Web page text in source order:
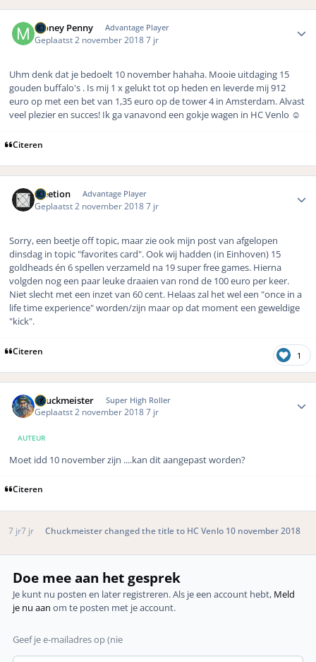
Money Penny Advantage Player
Geplaatst 2 november 20187 jr
Uhm denk dat je bedoelt 10 november hahaha. Mooie uitdaging 15
gouden buffalo's . Is mij 1 x gelukt tot op heden en leverde mij 912
euro op met een bet van 1,35 euro op de tower 4 in Amsterdam. Alvast
veel plezier en succes! Ik ga vanavond een gokje wagen in HC Venlo ☺️
Citeren
meetion Advantage Player
Geplaatst 2 november 20187 jr
Sorry, een beetje off topic, maar zie ook mijn post van afgelopen
dinsdag in topic "favorites card". Ook wij hadden (in Einhoven) 15
goldheads én 6 spellen verzameld na 19 super free games. Hierna
volgden nog een paar leuke draaien van rond de 100 euro per keer.
Niet slecht met een inzet van 60 cent. Helaas zal het wel een "once in a
life time experience" worden/zijn maar op dat moment een geweldige
"kick".
Citeren 1
Chuckmeister Super High Roller
Geplaatst2 november 20187 jr
AUTEUR
Moet idd 10 november zijn ....kan dit aangepast worden?
Citeren
7 jr7 jr Chuckmeisterchanged the title to HC Venlo 10 november 2018
Doe mee aan het gesprek
Je kunt nu posten en later registreren. Als je een account hebt, Meld
je nu aan om te posten met je account.